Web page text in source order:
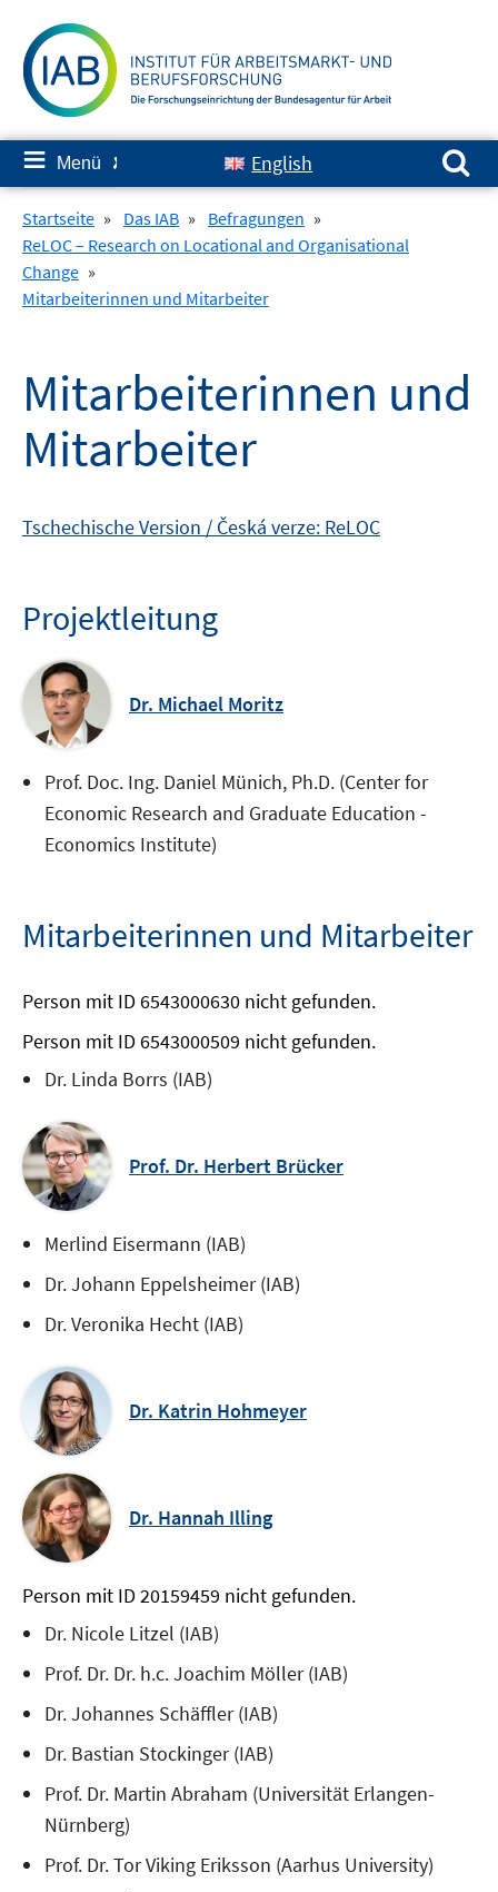
zum
Inhalt
≡ Menü ✘ English
Suchen nach:
Startseite » Das IAB » Befragungen »
ReLOC – Research on Locational and Organisational
Change »
Mitarbeiterinnen und Mitarbeiter
Mitarbeiterinnen und
Mitarbeiter
Tschechische Version / Česká verze: ReLOC
Projektleitung
Dr. Michael Moritz
Prof. Doc. Ing. Daniel Münich, Ph.D. (Center for
Economic Research and Graduate Education -
Economics Institute)
Mitarbeiterinnen und Mitarbeiter
Person mit ID 6543000630 nicht gefunden.
Person mit ID 6543000509 nicht gefunden.
Dr. Linda Borrs (IAB)
Prof. Dr. Herbert Brücker
Merlind Eisermann (IAB)
Dr. Johann Eppelsheimer (IAB)
Dr. Veronika Hecht (IAB)
Dr. Katrin Hohmeyer
Dr. Hannah Illing
Person mit ID 20159459 nicht gefunden.
Dr. Nicole Litzel (IAB)
Prof. Dr. Dr. h.c. Joachim Möller (IAB)
Dr. Johannes Schäffler (IAB)
Dr. Bastian Stockinger (IAB)
Prof. Dr. Martin Abraham (Universität Erlangen-
Nürnberg)
Prof. Dr. Tor Viking Eriksson (Aarhus University)